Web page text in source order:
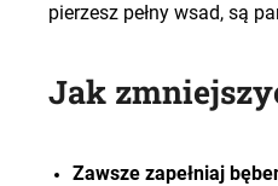
pierzesz pełny wsad, są
Jak
Zawsze zapełniaj